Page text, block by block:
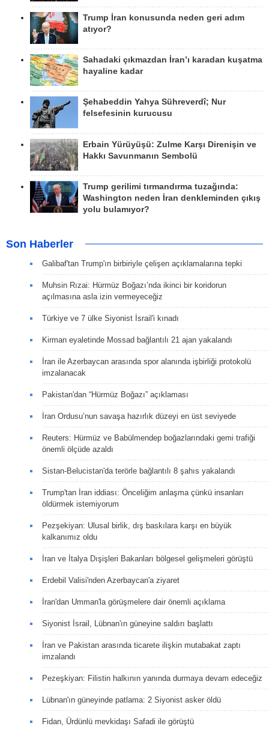
Trump İran konusunda neden geri adım
atıyor?
Sahadaki çıkmazdan İran’ı karadan kuşatma
hayaline kadar
Şehabeddin Yahya Sühreverdî; Nur
felsefesinin kurucusu
Erbain Yürüyüşü: Zulme Karşı Direnişin ve
Hakkı Savunmanın Sembolü
Trump gerilimi tırmandırma tuzağında:
Washington neden İran denkleminden çıkış
yolu bulamıyor?
Son Haberler
Galibaf'tan Trump'ın birbiriyle çelişen açıklamalarına tepki
Muhsin Rızai: Hürmüz Boğazı’nda ikinci bir koridorun
açılmasına asla izin vermeyeceğiz
Türkiye ve 7 ülke Siyonist İsrail'i kınadı
Kirman eyaletinde Mossad bağlantılı 21 ajan yakalandı
İran ile Azerbaycan arasında spor alanında işbirliği protokolü
imzalanacak
Pakistan'dan “Hürmüz Boğazı” açıklaması
İran Ordusu’nun savaşa hazırlık düzeyi en üst seviyede
Reuters: Hürmüz ve Babülmendep boğazlarındaki gemi trafiği
önemli ölçüde azaldı
Sistan-Belucistan'da terörle bağlantılı 8 şahıs yakalandı
Trump'tan İran iddiası: Önceliğim anlaşma çünkü insanları
öldürmek istemiyorum
Pezşekiyan: Ulusal birlik, dış baskılara karşı en büyük
kalkanımız oldu
İran ve İtalya Dışişleri Bakanları bölgesel gelişmeleri görüştü
Erdebil Valisi'nden Azerbaycan'a ziyaret
İran'dan Umman'la görüşmelere dair önemli açıklama
Siyonist İsrail, Lübnan'ın güneyine saldırı başlattı
İran ve Pakistan arasında ticarete ilişkin mutabakat zaptı
imzalandı
Pezeşkiyan: Filistin halkının yanında durmaya devam edeceğiz
Lübnan'ın güneyinde patlama: 2 Siyonist asker öldü
Fidan, Ürdünlü mevkidaşı Safadi ile görüştü